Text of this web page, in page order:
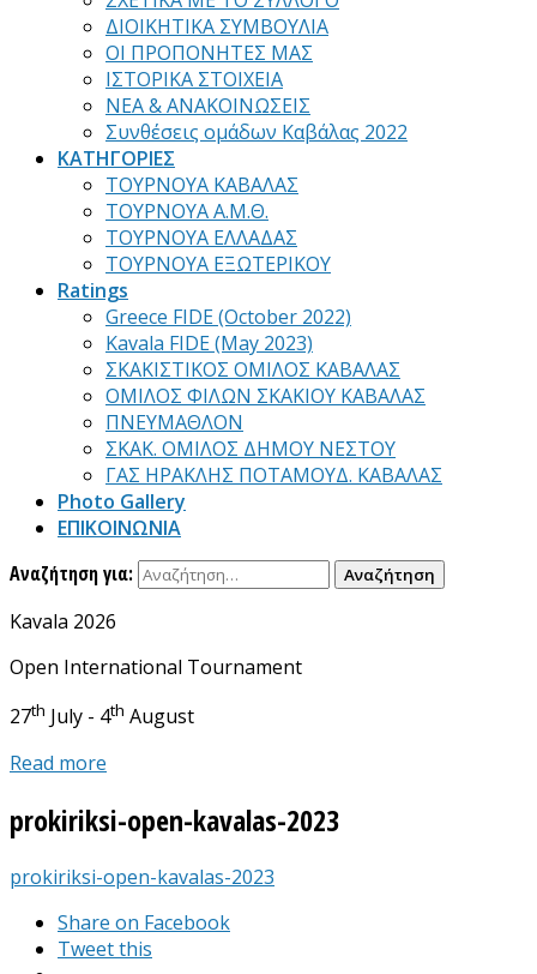
ΔΙΟΙΚΗΤΙΚΑ ΣΥΜΒΟΥΛΙΑ
ΟΙ ΠΡΟΠΟΝΗΤΕΣ ΜΑΣ
ΙΣΤΟΡΙΚΑ ΣΤΟΙΧΕΙΑ
ΝΕΑ & ΑΝΑΚΟΙΝΩΣΕΙΣ
Συνθέσεις ομάδων Καβάλας 2022
ΚΑΤΗΓΟΡΙΕΣ
ΤΟΥΡΝΟΥΑ ΚΑΒΑΛΑΣ
ΤΟΥΡΝΟΥΑ Α.Μ.Θ.
ΤΟΥΡΝΟΥΑ ΕΛΛΑΔΑΣ
ΤΟΥΡΝΟΥΑ ΕΞΩΤΕΡΙΚΟΥ
Ratings
Greece FIDE (October 2022)
Kavala FIDE (May 2023)
ΣΚΑΚΙΣΤΙΚΟΣ ΟΜΙΛΟΣ ΚΑΒΑΛΑΣ
ΟΜΙΛΟΣ ΦΙΛΩΝ ΣΚΑΚΙΟΥ ΚΑΒΑΛΑΣ
ΠΝΕΥΜΑΘΛΟΝ
ΣΚΑΚ. ΟΜΙΛΟΣ ΔΗΜΟΥ ΝΕΣΤΟΥ
ΓΑΣ ΗΡΑΚΛΗΣ ΠΟΤΑΜΟΥΔ. ΚΑΒΑΛΑΣ
Photo Gallery
ΕΠΙΚΟΙΝΩΝΙΑ
Αναζήτηση για:
Kavala 2026
Open International Tournament
27th July - 4th August
Read more
prokiriksi-open-kavalas-2023
prokiriksi-open-kavalas-2023
Share on Facebook
Tweet this